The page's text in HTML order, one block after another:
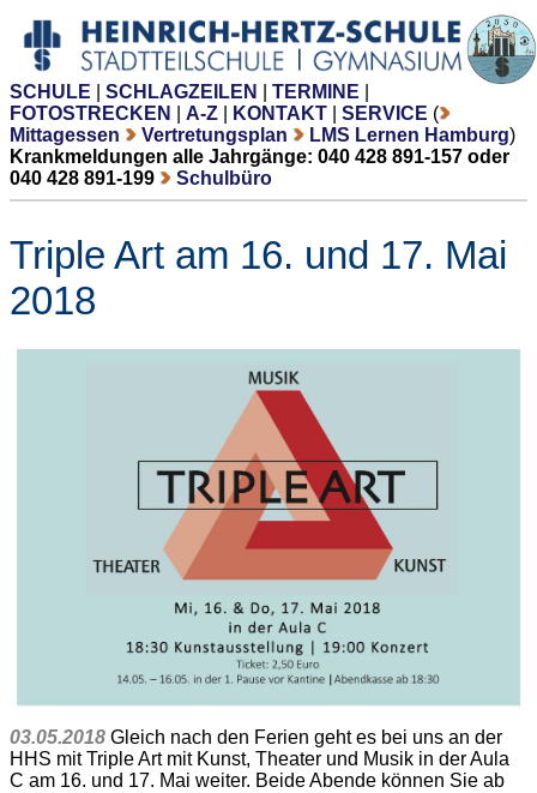
SCHULE SCHLAGZEILEN TERMINE
FOTOSTRECKEN
A-Z KONTAKT SERVICE (
Mittagessen
Vertretungsplan LMS Lernen Hamburg)
Krankmeldungen alle Jahrgänge: 040 428 891-157 oder
040 428 891-199
Schulbüro
Triple Art am 16. und 17. Mai
2018
03.05.2018 Gleich nach den Ferien geht es bei uns an der
HHS mit Triple Art mit Kunst, Theater und Musik in der Aula
C am 16. und 17. Mai weiter. Beide Abende können Sie ab